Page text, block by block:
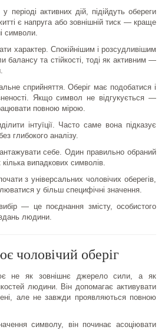
періоді активних дій, підійдуть обереги
є напруга або зовнішній тиск — краще
символи.
характер. Спокійнішим і розсудливішим
балансу та стійкості, тоді як активним —
сприйняття. Оберіг має подобатися і
Якщо символ не відгукується —
повною мірою.
інтуїції. Часто саме вона підказує
глибокого аналізу.
себе. Один правильно обраний
випадкових символів.
з універсальних чоловічих оберегів,
у більш специфічні значення.
— це поєднання змісту, особистого
людини.
чоловічий оберіг
не як зовнішнє джерело сили, а як
людини. Він допомагає активувати
але не завжди проявляються повною
символу, він починає асоціювати